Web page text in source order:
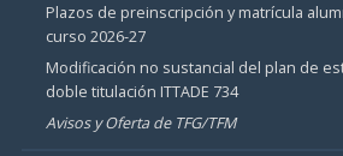
Plazos de preinscripción y matrícula
curso 2026-27
Modificación no sustancial del plan de
doble titulación ITTADE 734
Avisos y Oferta de TFG/TFM